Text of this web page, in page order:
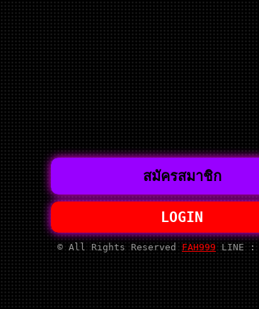
สมัครสมาชิก
LOGIN
© All Rights Reserved FAH999 LINE :